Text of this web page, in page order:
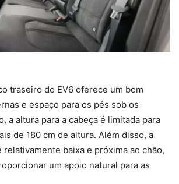
traseiro do EV6 oferece um bom
e espaço para os pés sob os
a altura para a cabeça é limitada para
de 180 cm de altura. Além disso, a
relativamente baixa e próxima ao chão,
um apoio natural para as